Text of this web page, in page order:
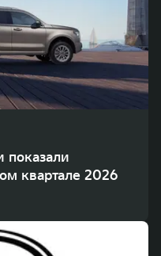
80 Лаундж
возможностей
8 099 000 ₽
показали
квартале 2026